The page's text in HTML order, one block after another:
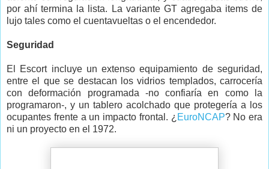
por ahí termina la lista. La variante GT agregaba items de
lujo tales como el cuentavueltas o el encendedor.
Seguridad
El Escort incluye un extenso equipamiento de seguridad,
entre el que se destacan los vidrios templados, carrocería
con deformación programada -no confiaría en como la
programaron-, y un tablero acolchado que protegería a los
ocupantes frente a un impacto frontal. ¿EuroNCAP? No era
ni un proyecto en el 1972.